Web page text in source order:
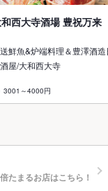
西大寺酒場 豊祝万来
鮮魚&炉端料理＆豊澤酒
屋/大和西大寺
3001～4000円
たまるお店はこちら！